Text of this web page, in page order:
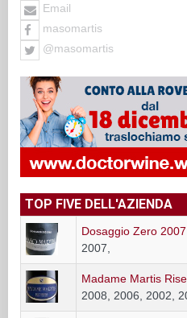
Email
masomartis
@masomartis
TOP FIVE DELL'AZIENDA
Dosaggio Zero 2007
2007,
Madame Martis
2008, 2006, 2002,